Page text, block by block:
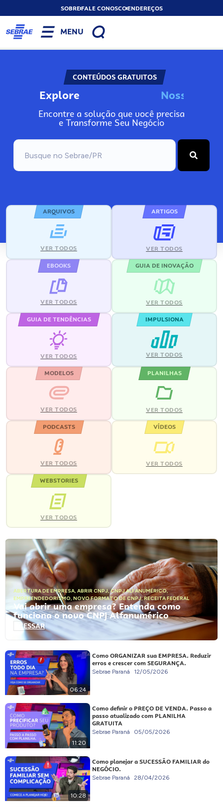
SOBREFALE CONOSCOENDEREÇOS
MENU
CONTEÚDOS GRATUITOS
Explore Noss
Encontre a solução que você precisa
e Transforme Seu Negócio
ARQUIVOS
VER TODOS
ARTIGOS
VER TODOS
EBOOKS
VER TODOS
GUIA DE INOVAÇÃO
VER TODOS
GUIA DE TENDÊNCIAS
VER TODOS
IMPULSIONA
VER TODOS
MODELOS
VER TODOS
PLANILHAS
VER TODOS
PODCASTS
VER TODOS
VÍDEOS
VER TODOS
WEBSTORIES
VER TODOS
ABERTURA DE EMPRESA, ABRIR CNPJ,CNPJ ALFANUMÉRICO,
EMPREENDEDORISMO, NOVO FORMATO DE CNPJ,RECEITA FEDERAL
Vai abrir uma empresa? Entenda como
funciona o novo CNPJ Alfanumérico
ACESSAR
06:24
Como ORGANIZAR sua EMPRESA. Reduzir
erros e crescer com SEGURANÇA.
Sebrae Paraná 12/05/2026
11:20
Como definir o PREÇO DE VENDA. Passo a
passo atualizado com PLANILHA
GRATUITA
Sebrae Paraná 05/05/2026
10:28
Como planejar a SUCESSÃO FAMILIAR do
NEGÓCIO.
Sebrae Paraná 28/04/2026